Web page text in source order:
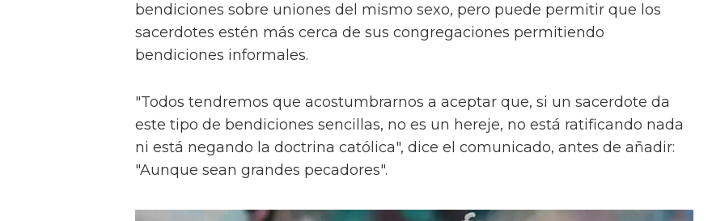
bendiciones sobre uniones del mismo sexo, pero puede permitir que los
sacerdotes estén más cerca de sus congregaciones permitiendo
bendiciones informales.
"Todos tendremos que acostumbrarnos a aceptar que, si un sacerdote da
este tipo de bendiciones sencillas, no es un hereje, no está ratificando nada
ni está negando la doctrina católica", dice el comunicado, antes de añadir:
"Aunque sean grandes pecadores".